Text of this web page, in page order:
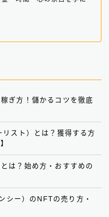
ぎ方！儲かるコツを徹底
リスト）とは？獲得する方
は？始め方・おすすめの
シー）のNFTの売り方・